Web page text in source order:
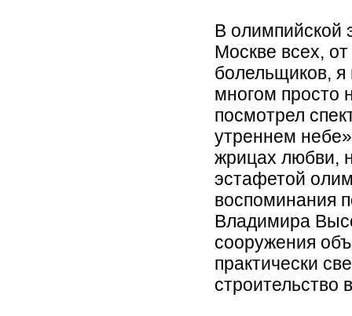
В олимпийской
Москве всех,
болельщиков, я
многом просто
посмотрел
утреннем
жрицах любви,
эстафетой
воспоминания
Владимира
сооружения
практически
строительство